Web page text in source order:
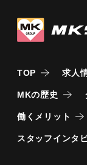
TOP 求人
MKの歴史
働くメリット
スタッフインタ